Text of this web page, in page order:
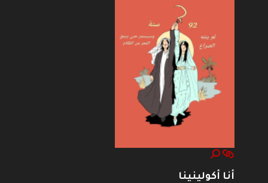
أنا أكولينينا